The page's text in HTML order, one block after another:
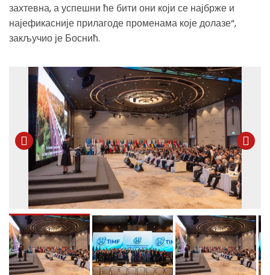
захтевна, а успешни ће бити они који се најбрже и
најефикасније прилагоде променама које долазе“,
закључио је Боснић.